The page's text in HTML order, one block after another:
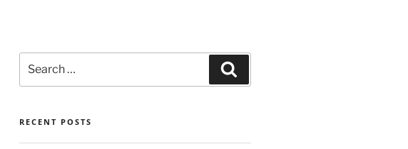
for:
RECENT POSTS